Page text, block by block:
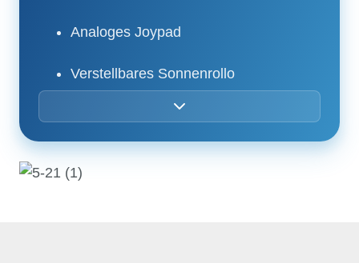
Analoges Joypad
Verstellbares Sonnenrollo
Klimaanlage